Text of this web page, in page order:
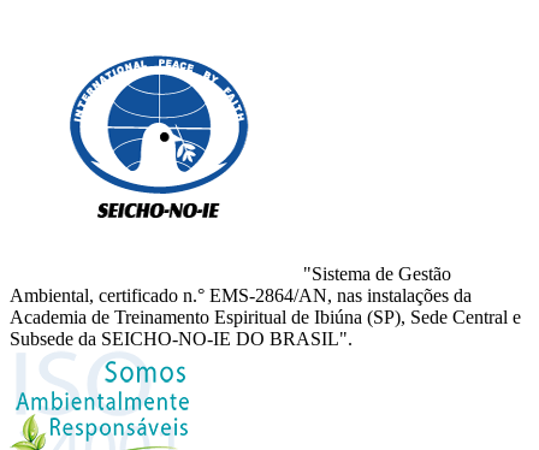
"Sistema de Gestão
Ambiental, certificado n.° EMS-2864/AN, nas instalações da
Academia de Treinamento Espiritual de Ibiúna (SP), Sede Central e
Subsede da SEICHO-NO-IE DO BRASIL".